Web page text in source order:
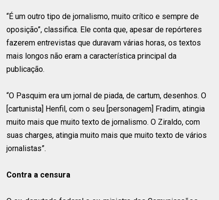
“É um outro tipo de jornalismo, muito crítico e sempre de
oposição”, classifica. Ele conta que, apesar de repórteres
fazerem entrevistas que duravam várias horas, os textos
mais longos não eram a característica principal da
publicação.
“O Pasquim era um jornal de piada, de cartum, desenhos. O
[cartunista] Henfil, com o seu [personagem] Fradim, atingia
muito mais que muito texto de jornalismo. O Ziraldo, com
suas charges, atingia muito mais que muito texto de vários
jornalistas”.
Contra a censura